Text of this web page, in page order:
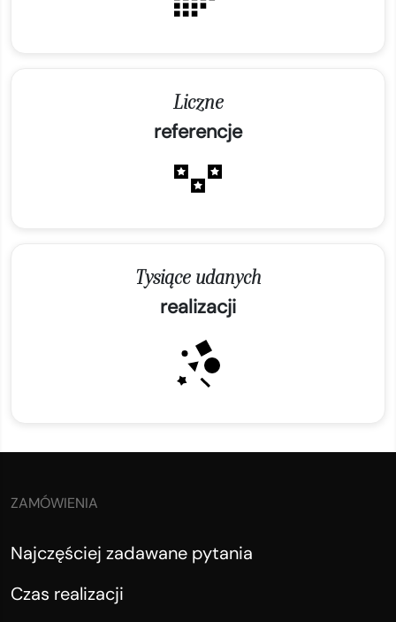
Liczne
referencje
Tysiące udanych
realizacji
ZAMÓWIENIA
Najczęściej zadawane pytania
Czas realizacji